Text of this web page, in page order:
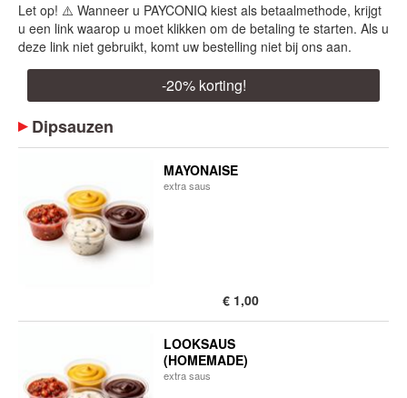
Let op! ⚠️ Wanneer u PAYCONIQ kiest als betaalmethode, krijgt
u een link waarop u moet klikken om de betaling te starten. Als u
deze link niet gebruikt, komt uw bestelling niet bij ons aan.
-20% korting!
Dipsauzen
MAYONAISE
​extra saus
€ 1,00
LOOKSAUS
(HOMEMADE)
extra saus